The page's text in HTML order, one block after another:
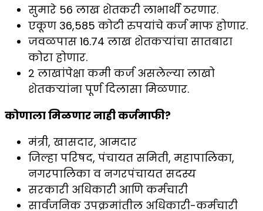
सुमारे 56 लाख शेतकरी लाभार्थी ठरणार.
एकूण 36,585 कोटी रुपयांचे कर्ज माफ होणार.
जवळपास 16.74 लाख शेतकऱ्यांचा सातबारा
कोरा होणार.
2 लाखांपेक्षा कमी कर्ज असलेल्या लाखो
शेतकऱ्यांना पूर्ण दिलासा मिळणार.
कोणाला मिळणार नाही कर्जमाफी?
मंत्री, खासदार, आमदार
जिल्हा परिषद, पंचायत समिती, महापालिका,
नगरपालिका व नगरपंचायत सदस्य
सरकारी अधिकारी आणि कर्मचारी
सार्वजनिक उपक्रमांतील अधिकारी-कर्मचारी